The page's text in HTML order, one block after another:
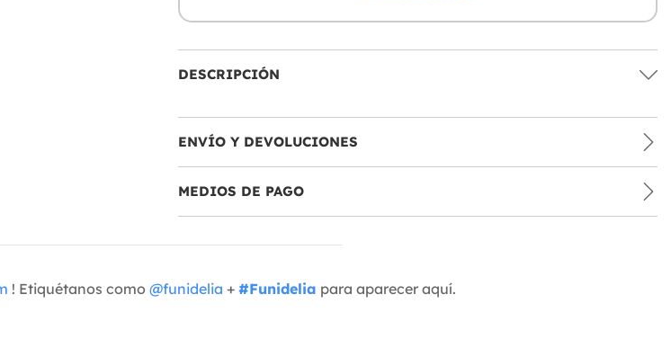
DESCRIPCIÓN
ENVÍO Y DEVOLUCIONES
MEDIOS DE PAGO
! Etiquétanos como @funidelia + #Funidelia para aparecer aquí.